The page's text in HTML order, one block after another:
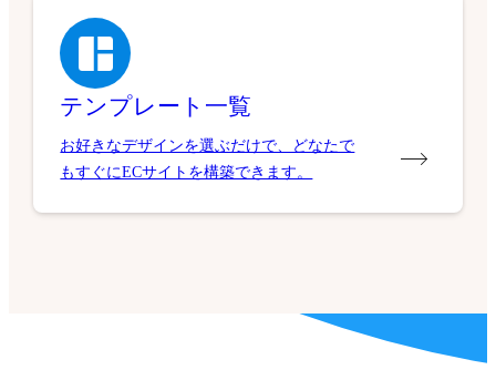
テンプレート一覧
お好きなデザインを選ぶだけで、どなたで
もすぐにECサイトを構築できます。